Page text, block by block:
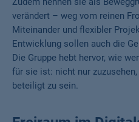
verändert – weg vom reinen
Miteinander und flexibler
Entwicklung sollen auch die
Die Gruppe hebt hervor, wie
für sie ist: nicht nur
beteiligt zu sein.